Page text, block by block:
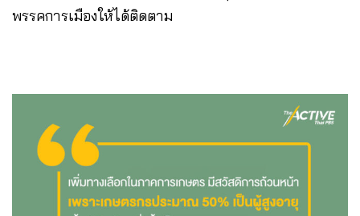
พรรคการเมืองให้ได้ติดตาม